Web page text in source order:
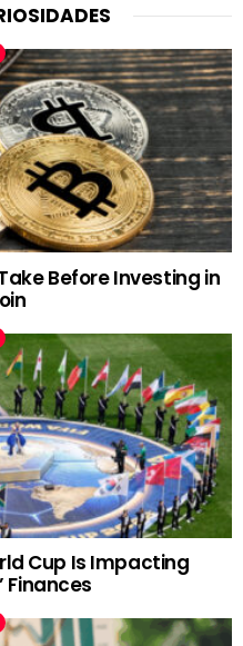
Before Investing in
Cup Is Impacting
Finances